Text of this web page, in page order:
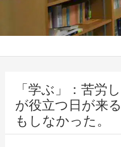
「学ぶ」：苦労
が役立つ日が来
もしなかった。